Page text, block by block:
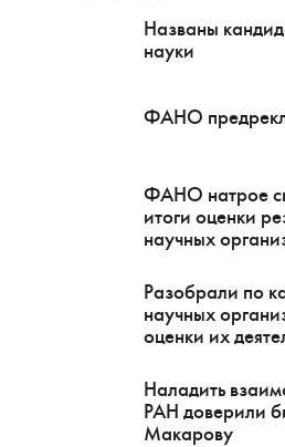
Названы
науки
ФАНО
ФАНО натрое
итоги оценки
научных
Разобрали по
научных
оценки их
Наладить
РАН доверили
Макарову